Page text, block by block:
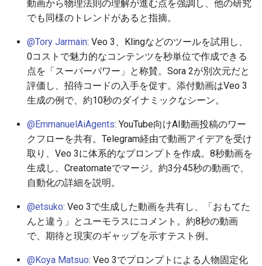
2026-06-06
2026-06-05
2026-06-04
2026-06-02
2026-06-01
2026-05-30
2026-05-29
2025-11-21
2025-11-20
2025-11-19
2025-11-17
2025-11-16
2025-11-14
2025-11-13
2026-06-06
2026-06-05
2026-06-04
2026-06-02
2026-06-01
2026-05-30
2026-05-29
2025-11-21
2025-11-20
2025-11-19
2025-11-17
2025-11-16
2025-11-14
2025-11-13
2026-06-03
2026-06-02
2026-06-01
2026-05-30
2026-05-29
2026-05-27
2026-05-26
2025-11-21
2025-11-20
2025-11-19
2025-11-17
2025-11-16
2025-11-14
2025-11-13
2026-06-03
2026-06-02
2026-05-31
2026-05-29
2026-05-28
2026-05-26
2026-05-25
2026-06-06
2026-06-05
2026-06-04
2026-06-02
2026-06-01
2026-05-30
2026-05-29
2026-05-31
2026-05-30
動画から物理法則の理解が進む点を強調し、他の研究
でも同様のトレンドがあると指摘。
@Tory Jarmain: Veo 3、Klingなどのツールを試用し、
0コストで魅力的なコンテンツを秒単位で作成できる
点を「スーパーパワー」と称賛。Sora 2が別次元だと
評価し、招待コードの入手を促す。添付動画はVeo 3
生成の例で、約10秒のダイナミックなシーン。
@EmmanuelAiAgents: YouTube向けAI動画投稿のワー
クフローを共有。Telegram経由で動画アイデアを受け
取り、Veo 3に体系的なプロンプトを作成。8秒動画を
生成し、Creatomateでマージ。約3分45秒の動画で、
自動化の詳細を説明。
@etsuko: Veo 3で生成した動画を共有し、「おもてた
んと違う」とユーモラスにコメント。約8秒の動画
で、期待と現実のギャップを示すテスト例。
@Koya Matsuo: Veo 3でプロンプトによる人物固定化